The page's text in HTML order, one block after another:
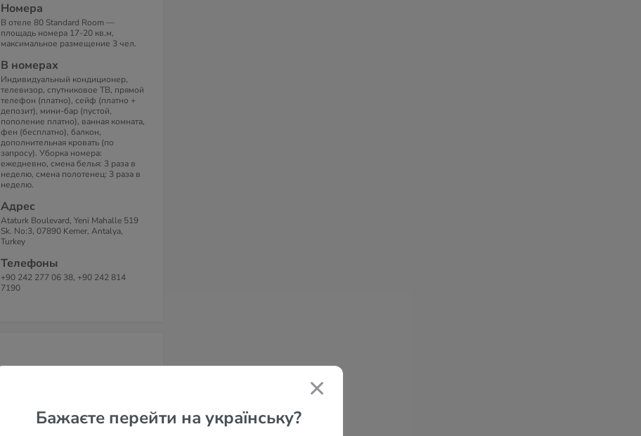
Бажаєте перейти на українську?
Номера
В отеле 80 Standard Room —
площадь номера 17-20 кв.м,
максимальное размещение 3 чел.
В номерах
Индивидуальный кондиционер,
телевизор, спутниковое ТВ, прямой
телефон (платно), сейф (платно +
депозит), мини-бар (пустой,
пополение платно), ванная комната,
фен (бесплатно), балкон,
дополнительная кровать (по
запросу). Уборка номера:
ежедневно, смена белья: 3 раза в
неделю, смена полотенец: 3 раза в
неделю.
Адрес
Ataturk Boulevard, Yeni Mahalle 519
Sk. No:3, 07890 Kemer, Antalya,
Turkey
Телефоны
+90 242 277 06 38, +90 242 814
7190